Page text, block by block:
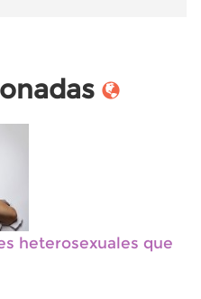
heterosexuales que